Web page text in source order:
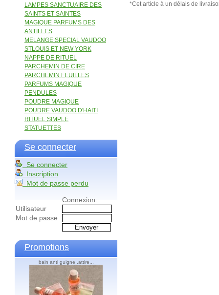
LAMPES SANCTUAIRE DES
SAINTS ET SAINTES
MAGIQUE PARFUMS DES
ANTILLES
MELANGE SPECIAL VAUDOO
STLOUIS ET NEW YORK
NAPPE DE RITUEL
PARCHEMIN DE CIRE
PARCHEMIN FEUILLES
PARFUMS MAGIQUE
PENDULES
POUDRE MAGIQUE
POUDRE VAUDOO D'HAITI
RITUEL SIMPLE
STATUETTES
Se connecter
Se connecter
Inscription
Mot de passe perdu
Connexion:
Utilisateur
Mot de passe
Promotions
bain anti guigne ,attire...
*Cet article à un délais de